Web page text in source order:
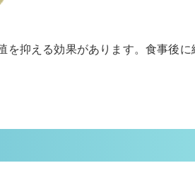
抑える効果があります。食事後